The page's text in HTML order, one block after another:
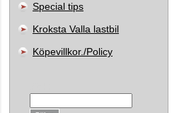
Special tips
Kroksta Valla lastbil
Köpevillkor./Policy